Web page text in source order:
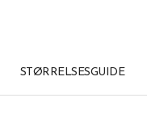
STØRRELSESGUIDE